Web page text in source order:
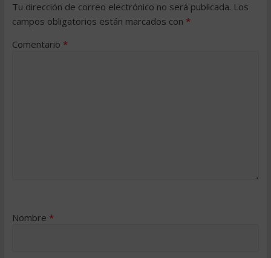
Tu dirección de correo electrónico no será publicada. Los
campos obligatorios están marcados con *
Comentario *
Nombre *